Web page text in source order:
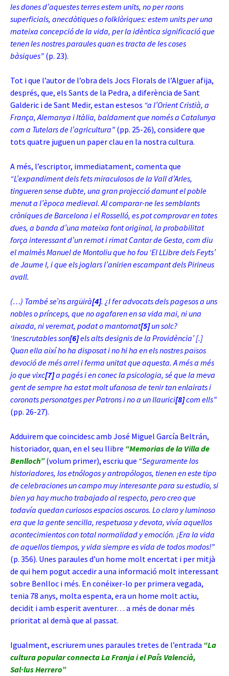
les dones d’aquestes terres estem units, no per raons
superficials, anecdòtiques o folklòriques: estem units per una
mateixa concepció de la vida, per la idèntica significació que
tenen les nostres paraules quan es tracta de les coses
bàsiques” (p. 23).
Tot i que l’autor de l’obra dels Jocs Florals de l’Alguer afija,
després, que, els Sants de la Pedra, a diferència de Sant
Galderic i de Sant Medir, estan estesos “a l’Orient Cristià, a
França, Alemanya i Itàlia, baldament que només a Catalunya
com a Tutelars de l’agricultura” (pp. 25-26), considere que
tots quatre juguen un paper clau en la nostra cultura.
A més, l’escriptor, immediatament, comenta que
“L’expandiment dels fets miraculosos de la Vall d’Arles,
tingueren sense dubte, una gran projecció damunt el poble
menut a l’època medieval. Al comparar-ne les semblants
cròniques de Barcelona i el Rosselló, es pot comprovar en totes
dues, a banda d’una mateixa font original, la probabilitat
força interessant d’un remot i rimat Cantar de Gesta, com diu
el malmès Manuel de Montoliu que ho fou ‘El LLibre dels Feyts’
de Jaume I, i que els joglars l’anirien escampant dels Pirineus
avall.
(…) També se’ns argüirà[4]. ¿I fer advocats dels pagesos a uns
nobles o prínceps, que no agafaren en sa vida mai, ni una
aixada, ni veremat, podat o mantornat[5]un solc?
‘Inescrutables son[6]els alts designis de la Providència’ [.]
Quan ella així ho ha disposat i no hi ha en els nostres països
devoció de més arrel i ferma unitat que aquesta. A més a més
jo que vixc[7]a pagés i en conec la psicologia, sé que la meva
gent de sempre ha estat molt ufanosa de tenir tan enlairats i
coronats personatges per Patrons i no a un llaurici[8]com ells”
(pp. 26-27).
Adduirem que coincidesc amb José Miguel García Beltrán,
historiador, quan, en el seu llibre “Memorias de la Villa de
Benlloch” (volum primer), escriu que “Seguramente los
historiadores, los etnólogos y antropólogos, tienen en este tipo
de celebraciones un campo muy interesante para su estudio, si
bien ya hay mucho trabajado al respecto, pero creo que
todavía quedan curiosos espacios oscuros. Lo claro y luminoso
era que la gente sencilla, respetuosa y devota, vivía aquellos
acontecimientos con total normalidad y emoción. ¡Era la vida
de aquellos tiempos, y vida siempre es vida de todos modos!”
(p. 356). Unes paraules d’un home molt encertat i per mitjà
de qui hem pogut accedir a una informació molt interessant
sobre Benlloc i més. En conéixer-lo per primera vegada,
tenia 78 anys, molta espenta, era un home molt actiu,
decidit i amb esperit aventurer… a més de donar més
prioritat al demà que al passat.
Igualment, escriurem unes paraules tretes de l’entrada “La
cultura popular connecta La Franja i el País Valencià,
Sal·lus Herrero”